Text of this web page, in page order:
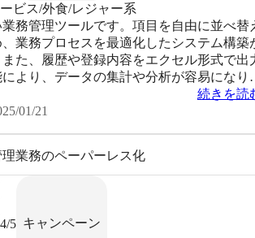
ビス/外食/レジャー系
務管理ツールです。項目を自由に並べ替
、業務プロセスを最適化したシステム構築
た、履歴や登録内容をエクセル形式で出
より、データの集計や分析が容易になり
、処理スピードが速いため、業務全体の効
々の作業負担を軽減します。
続きを読
01/21
業務のペーパーレス化
4/5 キャンペーン